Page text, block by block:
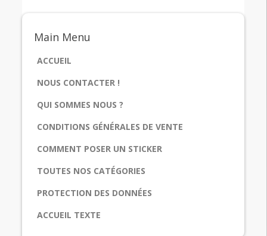
Main Menu
ACCUEIL
NOUS CONTACTER !
QUI SOMMES NOUS ?
CONDITIONS GÉNÉRALES DE VENTE
COMMENT POSER UN STICKER
TOUTES NOS CATÉGORIES
PROTECTION DES DONNÉES
ACCUEIL TEXTE